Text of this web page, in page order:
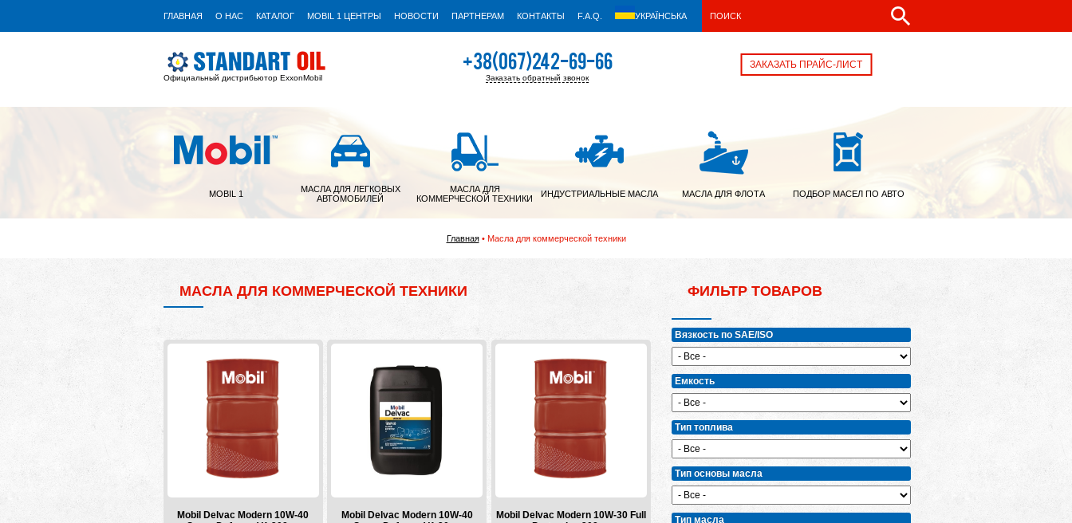
ГЛАВНАЯ О НАС КАТАЛОГ MOBIL 1 ЦЕНТРЫ НОВОСТИ ПАРТНЕРАМ КОНТАКТЫ F.A.Q. УКРАЇНСЬКА
Официальный дистрибьютор ExxonMobil
ЗАКАЗАТЬ ПРАЙС-ЛИСТ
+38(067)242-69-66
Заказать обратный звонок
MOBIL 1
МАСЛА ДЛЯ ЛЕГКОВЫХ
АВТОМОБИЛЕЙ
МАСЛА ДЛЯ
КОММЕРЧЕСКОЙ ТЕХНИКИ
ИНДУСТРИАЛЬНЫЕ МАСЛА МАСЛА ДЛЯ ФЛОТА ПОДБОР МАСЕЛ ПО АВТО
Главная Масла для коммерческой техники
ФИЛЬТР ТОВАРОВ
Вязкость по SAE/ISO
Емкость
Тип топлива
Тип основы масла
Тип масла
МАСЛА ДЛЯ КОММЕРЧЕСКОЙ ТЕХНИКИ
Mobil Delvac Modern 10W-40
Mobil Delvac Modern 10W-40
Mobil Delvac Modern 10W-30 Full